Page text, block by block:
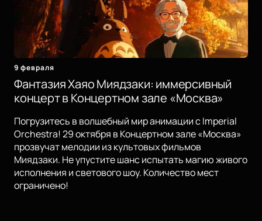
9 февраля
Фантазия Хаяо Миядзаки: иммерсивный
концерт в Концертном зале «Москва»
Погрузитесь в волшебный мир анимации с Imperial
Orchestra! 29 октября в Концертном зале «Москва»
прозвучат мелодии из культовых фильмов
Миядзаки. Не упустите шанс испытать магию живого
исполнения и светового шоу. Количество мест
ограничено!